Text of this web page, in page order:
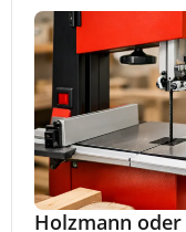
Holzmann